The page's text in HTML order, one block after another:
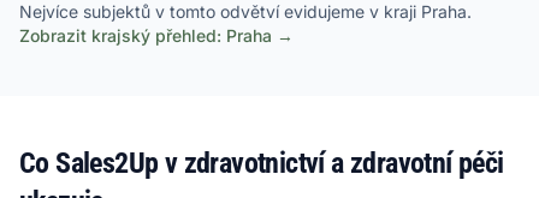
Nejvíce subjektů v tomto odvětví evidujeme v kraji Praha.
Zobrazit krajský přehled: Praha →
Co Sales2Up v zdravotnictví a zdravotní péči